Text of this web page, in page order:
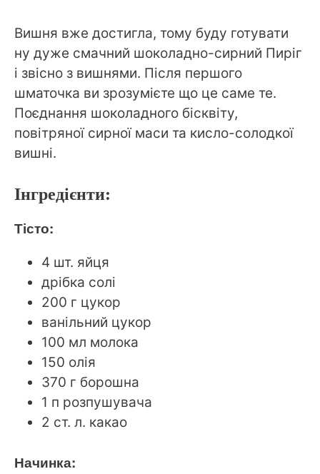
Вишня вже достигла, тому буду готувати
ну дуже смачний шоколадно-сирний Пиріг
і звісно з вишнями. Після першого
шматочка ви зрозумієте що це саме те.
Поєднання шоколадного бісквіту,
повітряної сирної маси та кисло-солодкої
вишні.
Інгредієнти:
Тісто:
4 шт. яйця
дрібка солі
200 г цукор
ванільний цукор
100 мл молока
150 олія
370 г борошна
1 п розпушувача
2 ст. л. какао
Начинка: